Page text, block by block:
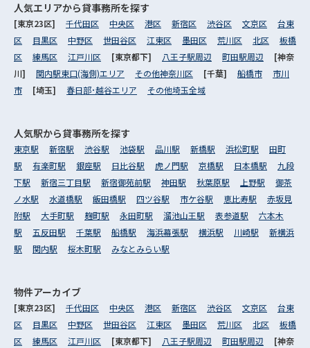
人気エリアから貸事務所を探す
[東京23区] 千代田区 中央区 港区 新宿区 渋谷区 文京区
台東
区
目黒区 中野区 世田谷区 江東区 墨田区 荒川区 北区
板橋
区
練馬区 江戸川区 [東京都下] 八王子駅周辺 町田駅周辺
[神奈
川] 関内駅東口(海側)エリア その他神奈川区 [千葉] 船橋市
市川
市
[埼玉] 春日部･越谷エリア その他埼玉全域
人気駅から貸事務所を探す
東京駅 新宿駅 渋谷駅 池袋駅 品川駅 新橋駅 浜松町駅
田町
駅
有楽町駅 銀座駅 日比谷駅 虎ノ門駅 京橋駅 日本橋駅
九段
下駅
新宿三丁目駅 新宿御苑前駅 神田駅 秋葉原駅 上野駅
御茶
ノ水駅
水道橋駅 飯田橋駅 四ツ谷駅 市ケ谷駅 恵比寿駅
赤坂見
附駅
大手町駅 麹町駅 永田町駅 溜池山王駅 表参道駅
六本木
駅
五反田駅 千葉駅 船橋駅 海浜幕張駅 横浜駅 川崎駅
新横浜
駅
関内駅 桜木町駅 みなとみらい駅
物件アーカイブ
[東京23区] 千代田区 中央区 港区 新宿区 渋谷区 文京区
台東
区
目黒区 中野区 世田谷区 江東区 墨田区 荒川区 北区
板橋
区
練馬区 江戸川区 [東京都下] 八王子駅周辺 町田駅周辺 [神奈